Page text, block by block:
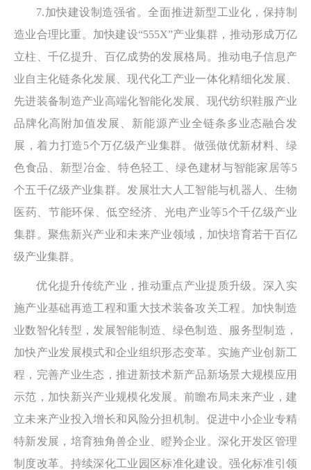
7.加快建设制造强省。全面推进新型工业化，保持制
造业合理比重。加快建设“555X”产业集群，推动形成万亿
立柱、千亿提升、百亿成势的发展格局。推动电子信息产
业自主化链条化发展、现代化工产业一体化精细化发展、
先进装备制造产业高端化智能化发展、现代纺织鞋服产业
品牌化高附加值发展、新能源产业全链条多业态融合发
展，着力打造5个万亿级产业集群。做强做优新材料、绿
色食品、新型冶金、特色轻工、绿色建材与智能家居等5
个五千亿级产业集群。发展壮大人工智能与机器人、生物
医药、节能环保、低空经济、光电产业等5个千亿级产业
集群。聚焦新兴产业和未来产业领域，加快培育若干百亿
级产业集群。
优化提升传统产业，推动重点产业提质升级。深入实
施产业基础再造工程和重大技术装备攻关工程。加快制造
业数智化转型，发展智能制造、绿色制造、服务型制造，
加快产业发展模式和企业组织形态变革。实施产业创新工
程，完善产业生态，推进新技术新产品新场景大规模应用
示范，加快新兴产业规模化发展。前瞻布局未来产业，建
立未来产业投入增长和风险分担机制。促进中小企业专精
特新发展，培育独角兽企业、瞪羚企业。深化开发区管理
制度改革。持续深化工业园区标准化建设。强化标准引领